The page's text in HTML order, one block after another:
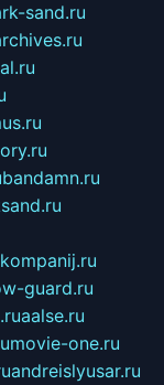
sand.ru
bandamn.ru
guard.ru
aalse.ru
movie-one.ru
andreislyusar.ru